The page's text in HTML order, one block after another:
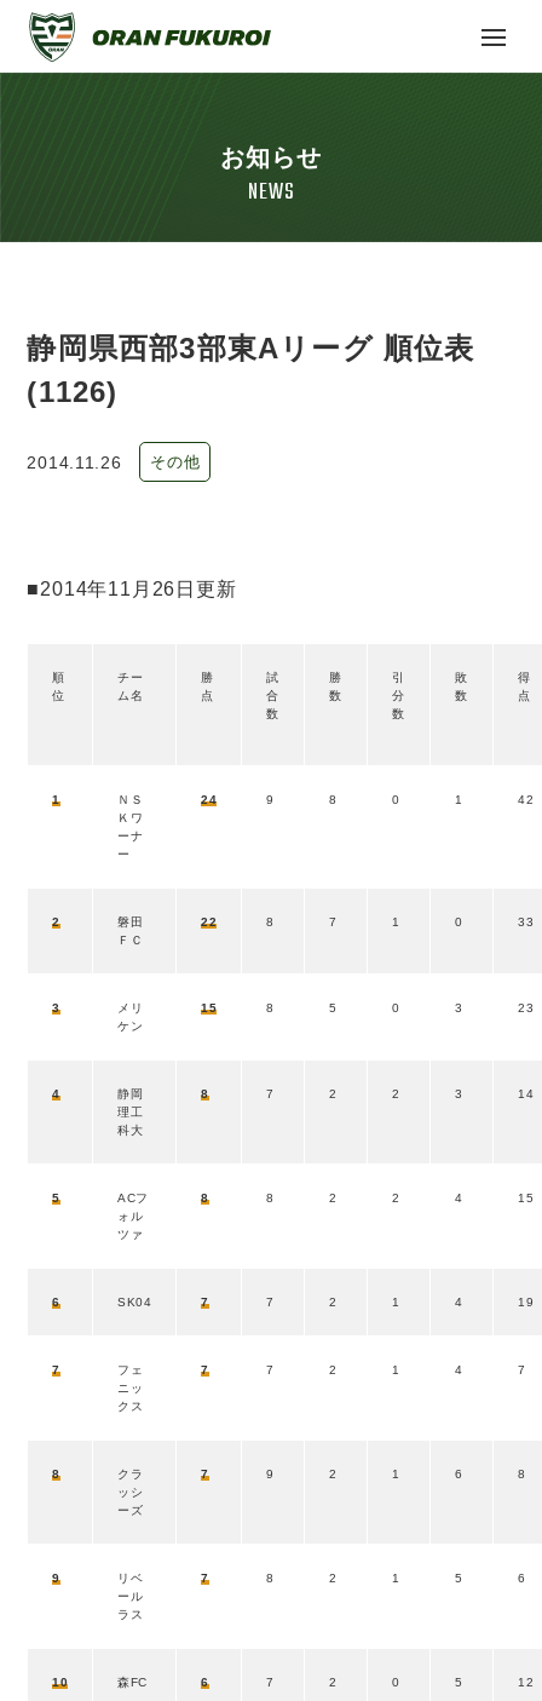
お知らせ
NEWS
静岡県西部3部東Aリーグ 順位表
(1126)
2014.11.26 その他
■2014年11月26日更新
順
位
チー
ム名
勝
点
試
合
数
勝
数
引
分
数
敗
数
得
点
1
ＮＳ
Ｋワ
ーナ
ー
24 9 8 0 1 42
2
磐田
ＦＣ
22 8 7 1 0 33
3
メリ
ケン
15 8 5 0 3 23
4
静岡
理工
科大
8 7 2 2 3 14
5
ACフ
ォル
ツァ
8 8 2 2 4 15
6 SK04 7 7 2 1 4 19
7
フェ
ニッ
クス
7 7 2 1 4 7
8
クラ
ッシ
ーズ
7 9 2 1 6 8
9
リベ
ール
ラス
7 8 2 1 5 6
10 森FC 6 7 2 0 5 12